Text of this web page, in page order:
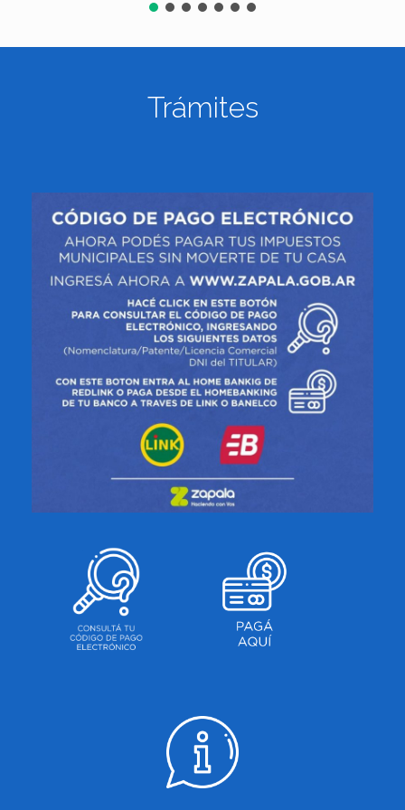
Trámites